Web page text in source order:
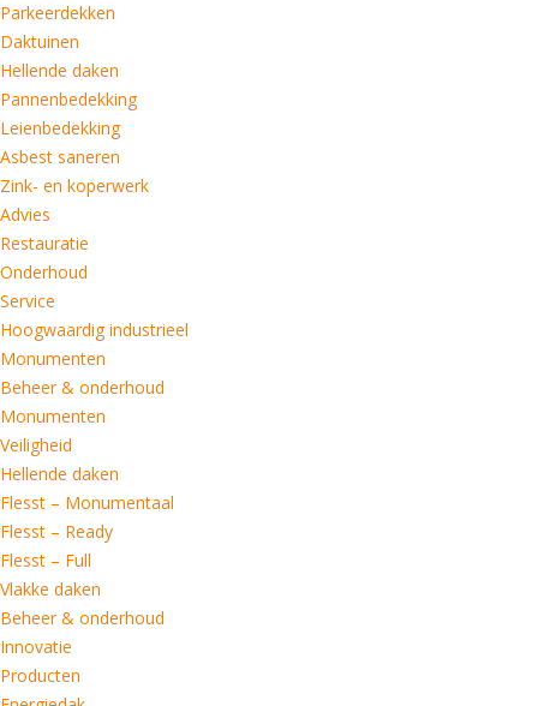
Parkeerdekken
Daktuinen
Hellende daken
Pannenbedekking
Leienbedekking
Asbest saneren
Zink- en koperwerk
Advies
Restauratie
Onderhoud
Service
Hoogwaardig industrieel
Monumenten
Beheer & onderhoud
Monumenten
Veiligheid
Hellende daken
Flesst – Monumentaal
Flesst – Ready
Flesst – Full
Vlakke daken
Beheer & onderhoud
Innovatie
Producten